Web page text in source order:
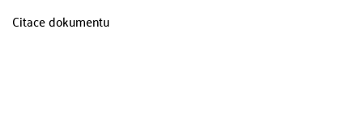
Citace dokumentu